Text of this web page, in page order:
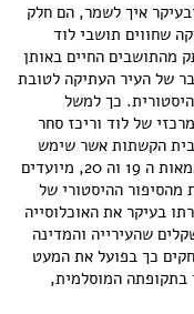
איך לשמר, הם חלק
שחווים תושבי לוד
מהתושבים החיים באותן
של העיר העתיקה לטובת
כך למשל
של לוד וריכז סחר
הקשתות אשר שימש
בית בד מרכזי להפקת שמן ומוצרים נוספים במאות ה 19 וה 20, מיועדים
ההיסטורי של
בעיקר את האוכלוסייה
שהעירייה והמדינה
כך בפועל את המעט
בתקופתה המוסלמית,